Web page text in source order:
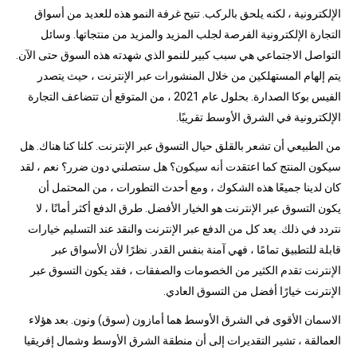
الإلكترونية ، لكنه يلحق بالركب. تتيح غرفة النمو هذه للعديد من أسواق
التجارة الإلكترونية الفرصة لجلب المزيد والمزيد من منتجاتها. وسائل
التواصل الاجتماعي هي سبب كبير للنمو الذي شهدته هذه السوق حتى الآن.
يتم إلهام المستهلكين من خلال المنشورات عبر الإنترنت ، حيث يتصدر
الفيس بوكا الصدارة. بحلول عام 2021 ، من المتوقع أن تتضاعف التجارة
الإلكترونية في الشرق الأوسط تقريبًا.
من الطبيعي أن تشعر بالقلق حيال التسوق عبر الإنترنت. كلنا كنا هناك. هل
سيكون المنتج كما اعتقدت أنه سيكون؟ هل ستصلني دون ضرر؟ نعم ، لقد
كان لدينا جميعًا هذه الشكوك ، ومع أحدث التطورات ، من المحتمل أن
يكون التسوق عبر الإنترنت هو الخيار الأفضل. طرق الدفع أكثر أمانًا ، لا
نتردد في ذلك. يعد كل من الدفع عبر الإنترنت والنقد عند التسليم خيارات
قابلة للتطبيق تمامًا ، فهي آمنة بنفس القدر. نظرًا لأن الأسواق عبر
الإنترنت تقدم الكثير من الخصومات والصفقات ، فقد يكون التسوق عبر
الإنترنت خيارًا أفضل من التسوق العادي.
الاسمان الأقوى في الشرق الأوسط هما أمازون (سوق) ونون. بعد هؤلاء
العمالقة ، تشير التقديرات إلى أن منطقة الشرق الأوسط وشمال إفريقيا